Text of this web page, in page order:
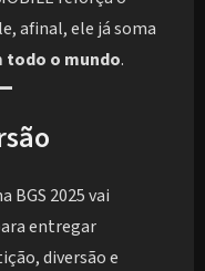
afinal, ele já soma
todo o mundo.
BGS 2025 vai
entregar
diversão e